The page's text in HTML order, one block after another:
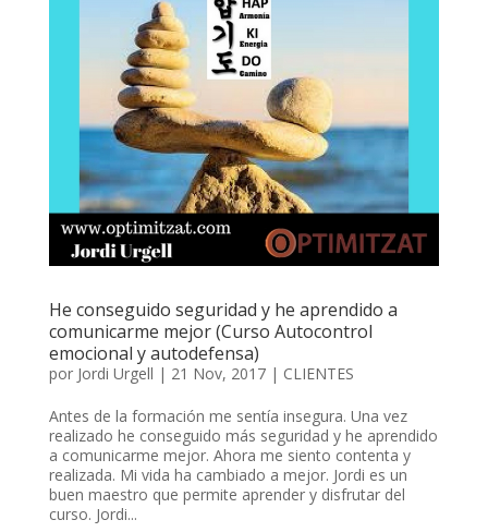
He conseguido seguridad y he aprendido a
comunicarme mejor (Curso Autocontrol
emocional y autodefensa)
por Jordi Urgell | 21 Nov, 2017| CLIENTES
Antes de la formación me sentía insegura. Una vez
realizado he conseguido más seguridad y he aprendido
a comunicarme mejor. Ahora me siento contenta y
realizada. Mi vida ha cambiado a mejor. Jordi es un
buen maestro que permite aprender y disfrutar del
curso. Jordi...